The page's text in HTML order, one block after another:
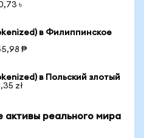
৳
в Филиппинское
₱
в Польский злотый
zł
активы реального мира